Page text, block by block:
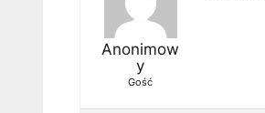
Anonimow
y
Gość